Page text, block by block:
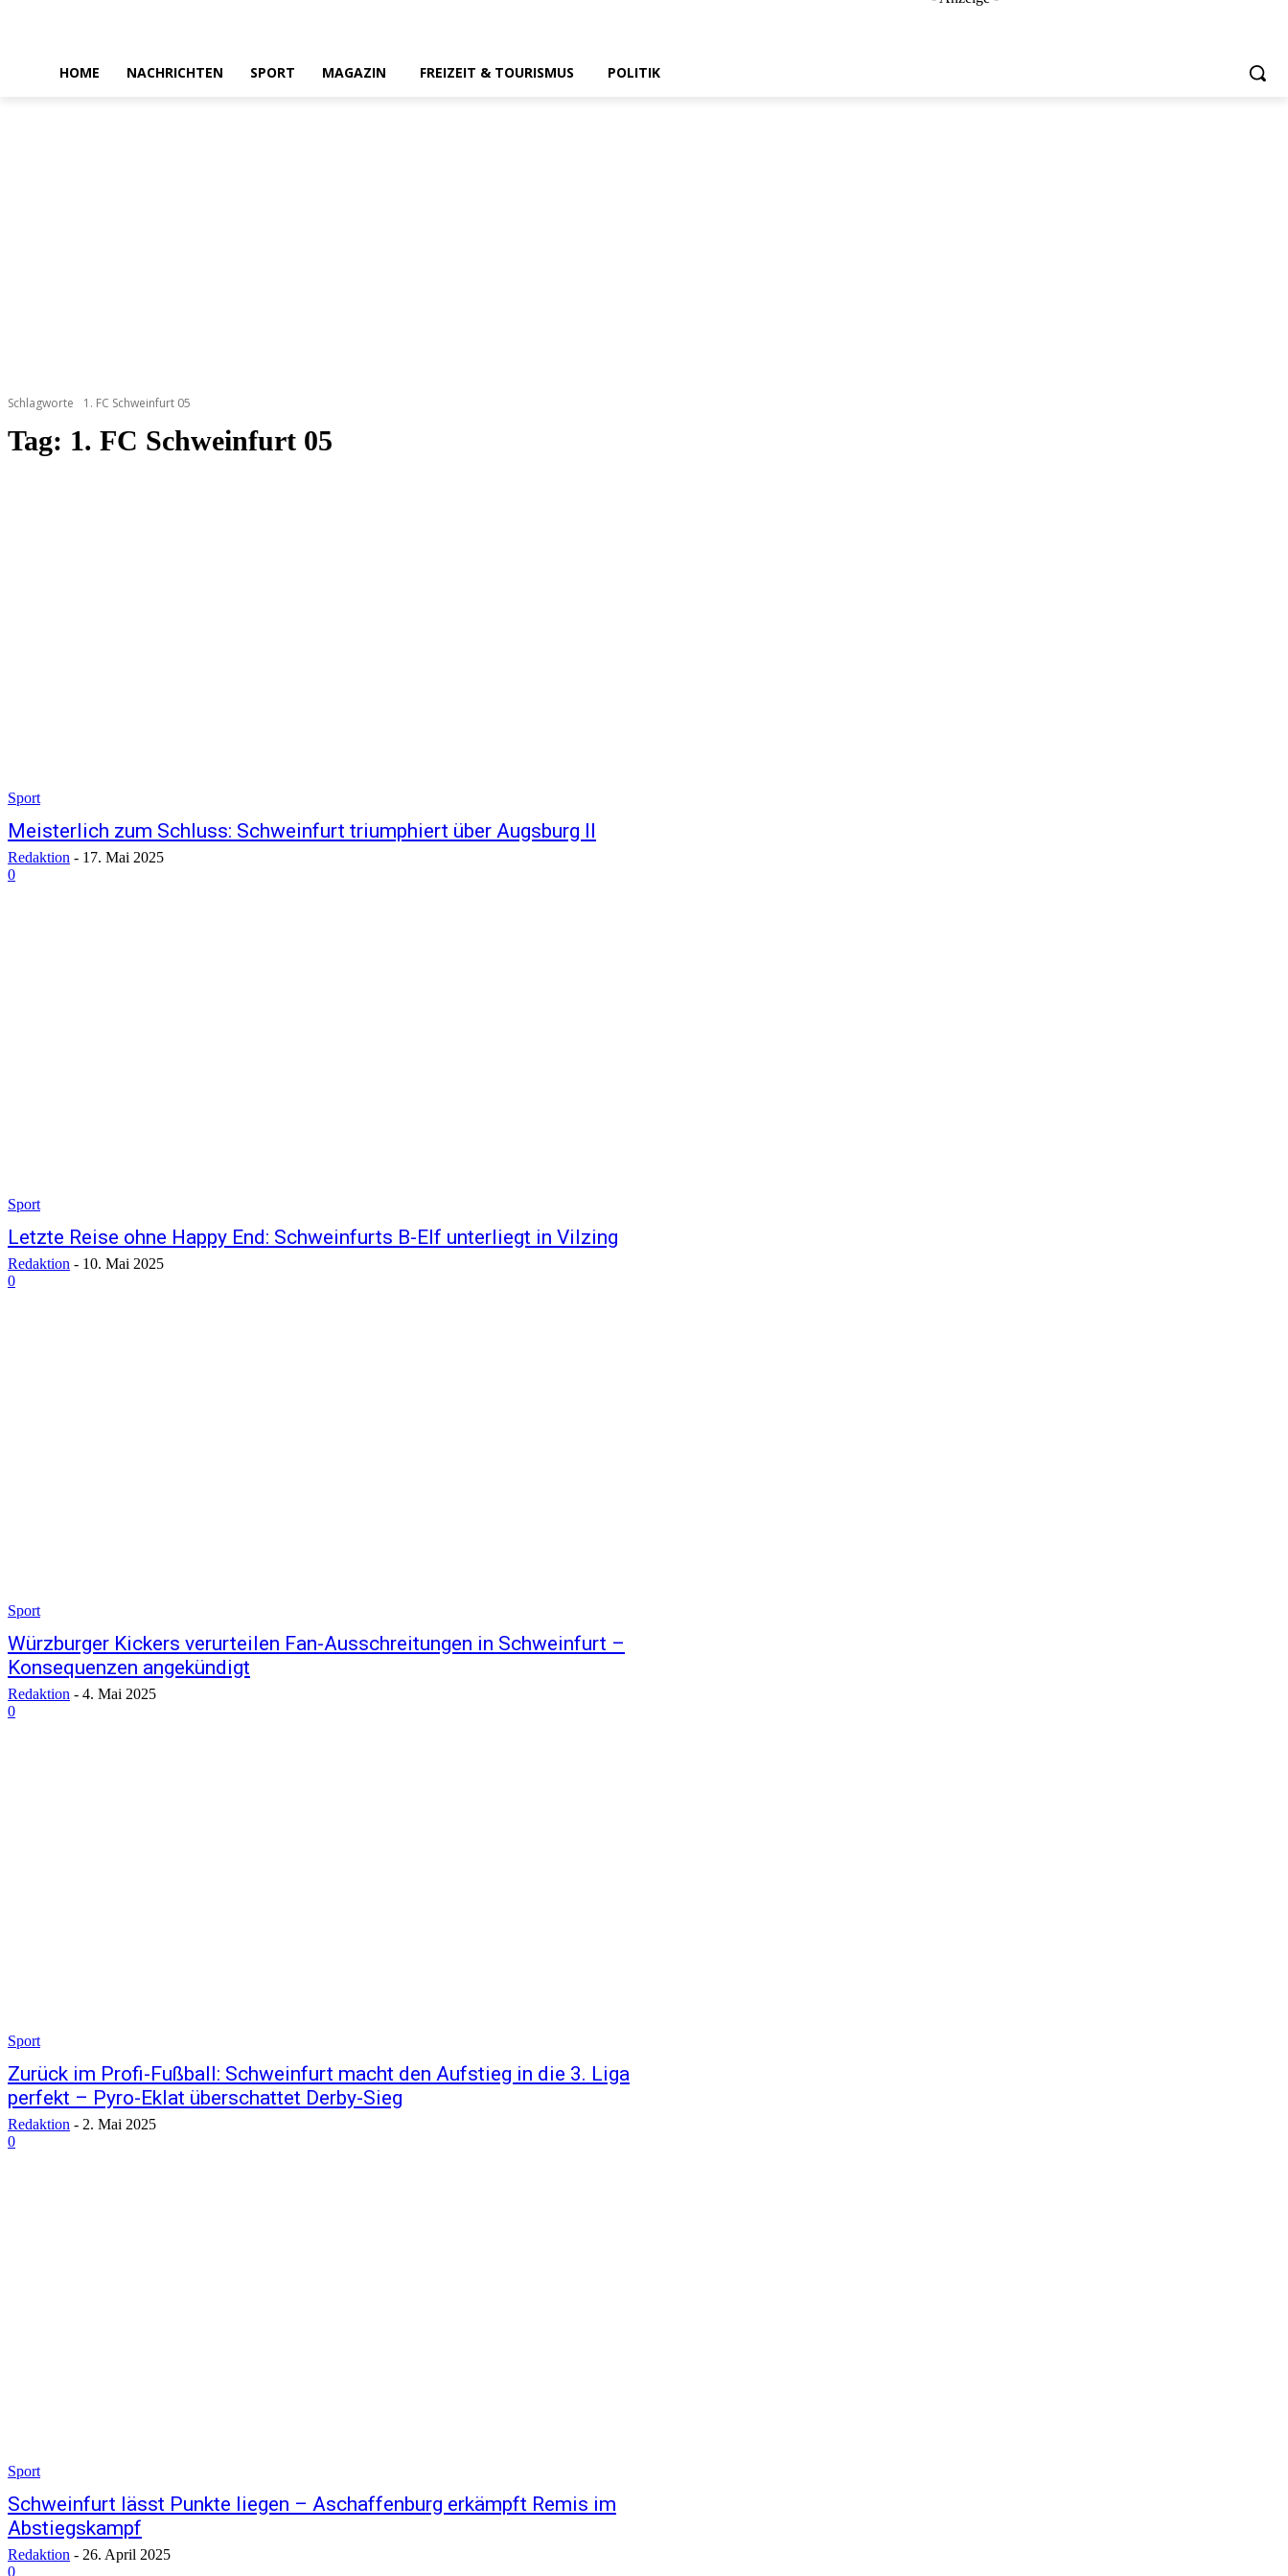
HOME NACHRICHTEN SPORT MAGAZIN FREIZEIT & TOURISMUS POLITIK
Schlagworte 1. FC Schweinfurt 05
Tag: 1. FC Schweinfurt 05
Sport
Meisterlich zum Schluss: Schweinfurt triumphiert über Augsburg II
Redaktion - 17. Mai 2025
0
Sport
Letzte Reise ohne Happy End: Schweinfurts B-Elf unterliegt in Vilzing
Redaktion - 10. Mai 2025
0
Sport
Würzburger Kickers verurteilen Fan-Ausschreitungen in Schweinfurt –
Konsequenzen angekündigt
Redaktion - 4. Mai 2025
0
Sport
Zurück im Profi-Fußball: Schweinfurt macht den Aufstieg in die 3. Liga
perfekt – Pyro-Eklat überschattet Derby-Sieg
Redaktion - 2. Mai 2025
0
Sport
Schweinfurt lässt Punkte liegen – Aschaffenburg erkämpft Remis im
Abstiegskampf
Redaktion - 26. April 2025
0